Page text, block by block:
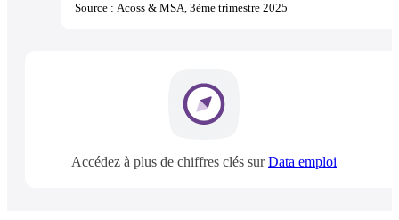
Source : Acoss & MSA, 3ème trimestre 2025
Accédez à plus de chiffres clés surData emploi